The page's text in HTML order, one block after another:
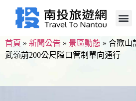
首頁 » 新聞公告 » 景區動態 » 合歡山
武嶺前200公尺隘口管制單向通行